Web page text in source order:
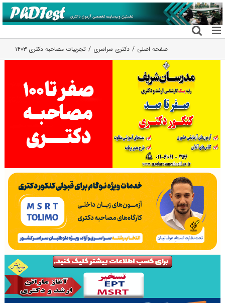
رفتن
به
محتوا
صفحه اصلی دکتری سراسری تجربیات مصاحبه دکتری ۱۴۰۳